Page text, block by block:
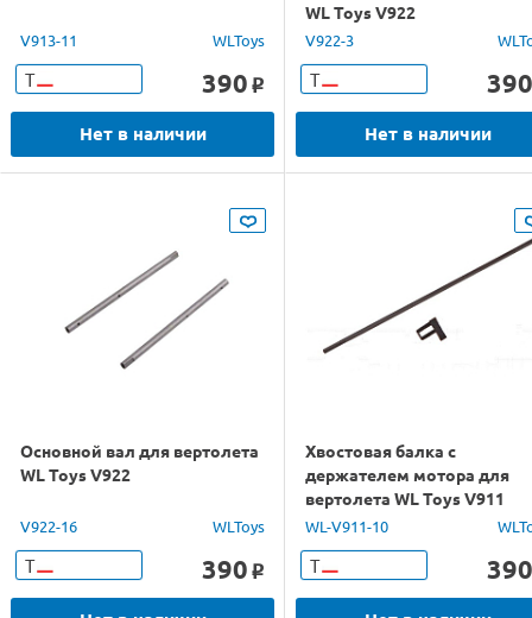
V913-11 WLToys
Т 390 o
Нет в наличии
WL Toys V922
V922-3
Т 390
Нет в наличии
Основной вал для вертолета
WL Toys V922
V922-16 WLToys
Т 390 o
Хвостовая балка с
держателем мотора для
вертолета WL Toys V911
WL-V911-10
Т 390